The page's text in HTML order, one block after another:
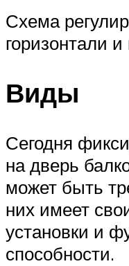
Схема
горизонтали
Виды
Сегодня
на дверь
может быть
них имеет
установки и
способности.